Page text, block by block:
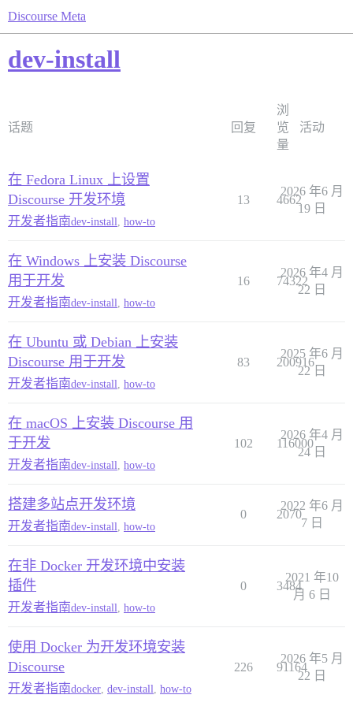
Discourse Meta
dev-install
话题 回复
浏
览
量
活动
在 Fedora Linux 上设置
Discourse 开发环境
开发者指南dev-install how-to
13 4662
2026 年6 月
19 日
在 Windows 上安装 Discourse
用于开发
开发者指南dev-install how-to
16 74322
2026 年4 月
22 日
在 Ubuntu 或 Debian 上安装
Discourse 用于开发
开发者指南dev-install how-to
83 200916
2025 年6 月
22 日
在 macOS 上安装 Discourse 用
于开发
开发者指南dev-install how-to
102 116000
2026 年4 月
24 日
搭建多站点开发环境
开发者指南dev-install how-to
0 2070
2022 年6 月
7 日
在非 Docker 开发环境中安装
插件
开发者指南dev-install how-to
0 3484
2021 年10
月 6 日
使用 Docker 为开发环境安装
Discourse
开发者指南docker dev-install how-to
226 91164
2026 年5 月
22 日